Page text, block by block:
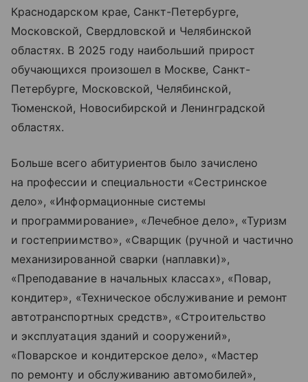
Краснодарском крае, Санкт-Петербурге,
Московской, Свердловской и Челябинской
областях. В 2025 году наибольший прирост
обучающихся произошел в Москве, Санкт-
Петербурге, Московской, Челябинской,
Тюменской, Новосибирской и Ленинградской
областях.
Больше всего абитуриентов было зачислено
на профессии и специальности «Сестринское
дело», «Информационные системы
и программирование», «Лечебное дело», «Туризм
и гостеприимство», «Сварщик (ручной и частично
механизированной сварки (наплавки)»,
«Преподавание в начальных классах», «Повар,
кондитер», «Техническое обслуживание и ремонт
автотранспортных средств», «Строительство
и эксплуатация зданий и сооружений»,
«Поварское и кондитерское дело», «Мастер
по ремонту и обслуживанию автомобилей»,